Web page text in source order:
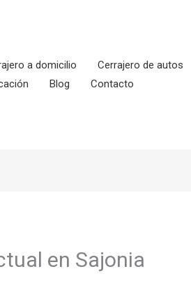
a domicilio Cerrajero de autos
Blog Contacto
en Sajonia